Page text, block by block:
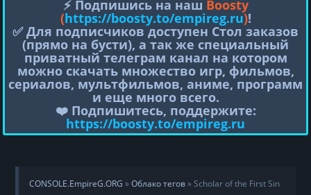
⚡️ Подпишись на наш Boosty
(https://boosty.to/empireg.ru)!
✅ Для подписчиков доступен Стол заказов
(прямо на бусти), а так же специальный
приватный телеграм канал на котором
можно скачать множество игр, фильмов,
сериалов, мультфильмов, аниме, программ
и еще много всего.
❤️ Подпишитесь, поддержите:
https://boosty.to/empireg.ru
CONSOLE.EmpireG.ORG »Облако тегов» Scholar of the First Sin